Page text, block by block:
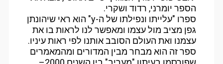
הספר יומרני, רדוד ושקרי.
ספרו "עלייתו ונפילתו של ה-y" הוא ראי שיהונתן
גפן מציב מול עצמו ומאפשר לנו לראות בו את
עצמנו ואת העולם הסובב אותנו לפי ראות עיניו.
ספר זה הוא מבחר מבין המדורים ומהמאמרים